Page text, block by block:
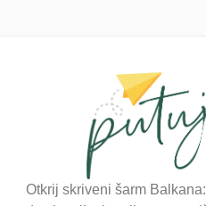
Otkrij skriveni šarm Balkana: